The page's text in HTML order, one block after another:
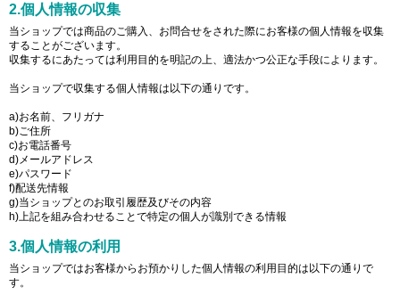
2.個人情報の収集
当ショップでは商品のご購入、お問合せをされた際にお客様の個人情報を収集
することがございます。
収集するにあたっては利用目的を明記の上、適法かつ公正な手段によります。
当ショップで収集する個人情報は以下の通りです。
a)お名前、フリガナ
b)ご住所
c)お電話番号
d)メールアドレス
e)パスワード
f)配送先情報
g)当ショップとのお取引履歴及びその内容
h)上記を組み合わせることで特定の個人が識別できる情報
3.個人情報の利用
当ショップではお客様からお預かりした個人情報の利用目的は以下の通りで
す。